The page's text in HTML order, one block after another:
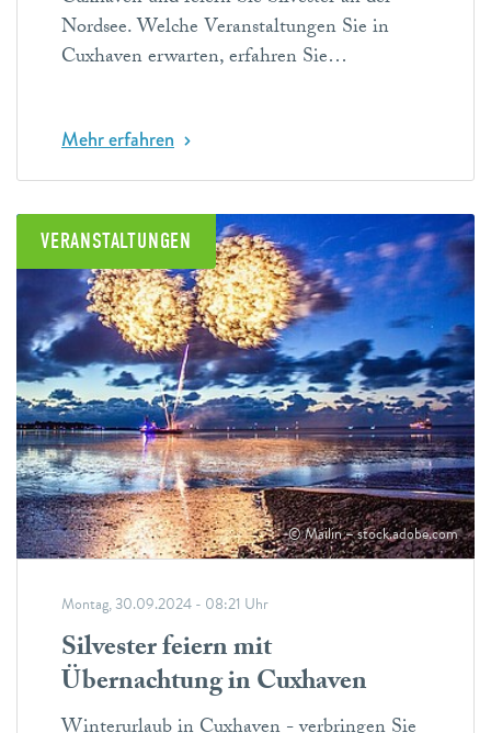
Nordsee. Welche Veranstaltungen Sie in
Cuxhaven erwarten, erfahren Sie…
Mehr erfahren
VERANSTALTUNGEN
© Mailin – stock.adobe.com
Montag, 30.09.2024 - 08:21 Uhr
Silvester feiern mit
Übernachtung in Cuxhaven